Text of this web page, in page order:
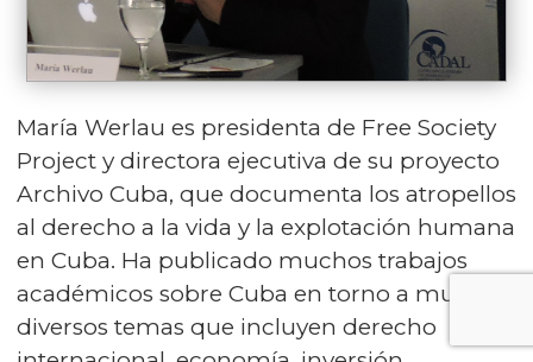
María Werlau es presidenta de Free Society
Project y directora ejecutiva de su proyecto
Archivo Cuba, que documenta los atropellos
al derecho a la vida y la explotación humana
en Cuba. Ha publicado muchos trabajos
académicos sobre Cuba en torno a muy
diversos temas que incluyen derecho